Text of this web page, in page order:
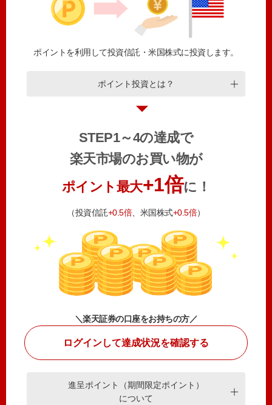
ポイントを利用して投資信託・米国株式に投資します。
ポイント投資とは？
STEP1～4の達成で
楽天市場のお買い物が
ポイント最大+1倍に！
（投資信託+0.5倍、米国株式+0.5倍）
＼楽天証券の口座をお持ちの方／
ログインして達成状況を確認する
進呈ポイント（期間限定ポイント）
について